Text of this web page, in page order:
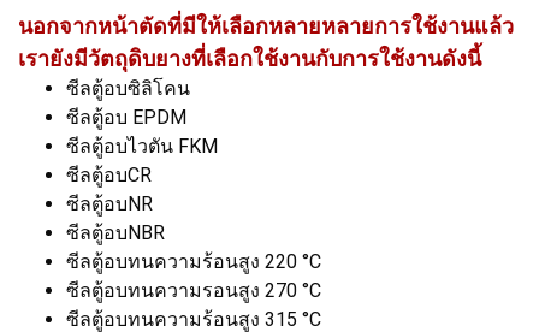
นอกจากหน้าตัดที่มีให้เลือกหลายหลายการใช้งานแล้ว
เรายังมีวัตถุดิบยางที่เลือกใช้งานกับการใช้งานดังนี้
ซีลตู้อบซิลิโคน
ซีลตู้อบ EPDM
ซีลตู้อบไวตัน FKM
ซีลตู้อบCR
ซีลตู้อบNR
ซีลตู้อบNBR
ซีลตู้อบทนความร้อนสูง 220 °C
ซีลตู้อบทนความรอนสูง 270 °C
ซีลตู้อบทนความร้อนสูง 315 °C